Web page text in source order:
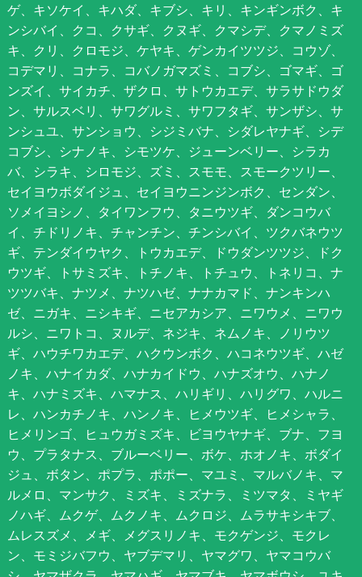
ゲ、キソケイ、キハダ、キブシ、キリ、キンギンボク、キ
ンシバイ、クコ、クサギ、クヌギ、クマシデ、クマノミズ
キ、クリ、クロモジ、ケヤキ、ゲンカイツツジ、コウゾ、
コデマリ、コナラ、コバノガマズミ、コブシ、ゴマギ、ゴ
ンズイ、サイカチ、ザクロ、サトウカエデ、サラサドウダ
ン、サルスベリ、サワグルミ、サワフタギ、サンザシ、サ
ンシュユ、サンショウ、シジミバナ、シダレヤナギ、シデ
コブシ、シナノキ、シモツケ、ジューンベリー、シラカ
バ、シラキ、シロモジ、ズミ、スモモ、スモークツリー、
セイヨウボダイジュ、セイヨウニンジンボク、センダン、
ソメイヨシノ、タイワンフウ、タニウツギ、ダンコウバ
イ、チドリノキ、チャンチン、チンシバイ、ツクバネウツ
ギ、テンダイウヤク、トウカエデ、ドウダンツツジ、ドク
ウツギ、トサミズキ、トチノキ、トチュウ、トネリコ、ナ
ツツバキ、ナツメ、ナツハゼ、ナナカマド、ナンキンハ
ゼ、ニガキ、ニシキギ、ニセアカシア、ニワウメ、ニワウ
ルシ、ニワトコ、ヌルデ、ネジキ、ネムノキ、ノリウツ
ギ、ハウチワカエデ、ハクウンボク、ハコネウツギ、ハゼ
ノキ、ハナイカダ、ハナカイドウ、ハナズオウ、ハナノ
キ、ハナミズキ、ハマナス、ハリギリ、ハリグワ、ハルニ
レ、ハンカチノキ、ハンノキ、ヒメウツギ、ヒメシャラ、
ヒメリンゴ、ヒュウガミズキ、ビヨウヤナギ、ブナ、フヨ
ウ、プラタナス、ブルーベリー、ボケ、ホオノキ、ボダイ
ジュ、ボタン、ポプラ、ポポー、マユミ、マルバノキ、マ
ルメロ、マンサク、ミズキ、ミズナラ、ミツマタ、ミヤギ
ノハギ、ムクゲ、ムクノキ、ムクロジ、ムラサキシキブ、
ムレスズメ、メギ、メグスリノキ、モクゲンジ、モクレ
ン、モミジバフウ、ヤブデマリ、ヤマグワ、ヤマコウバ